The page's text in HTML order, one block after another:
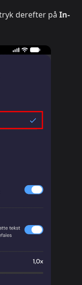
derefter på In-